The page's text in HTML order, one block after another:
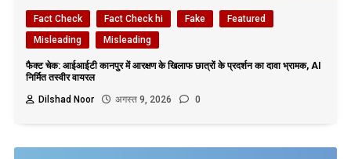
Fact Check Fact Check hi Fake
Featured
Misleading
Misleading
फैक्ट चेक: आईआईटी कानपुर में आरक्षण के खिलाफ छात्रों के प्रदर्शन का दावा भ्रामक, AI
निर्मित तस्वीर वायरल
Dilshad Noor
अगस्त 9, 2026 0